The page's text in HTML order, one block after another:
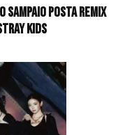
posta remix
Kids